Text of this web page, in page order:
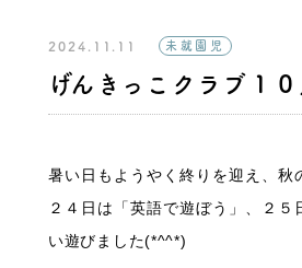
2024.11.11 未就園児
げんきっこクラブ１
暑い日もようやく終りを迎え、秋
２４日は「英語で遊ぼう」、２
い遊びました(*^^*)